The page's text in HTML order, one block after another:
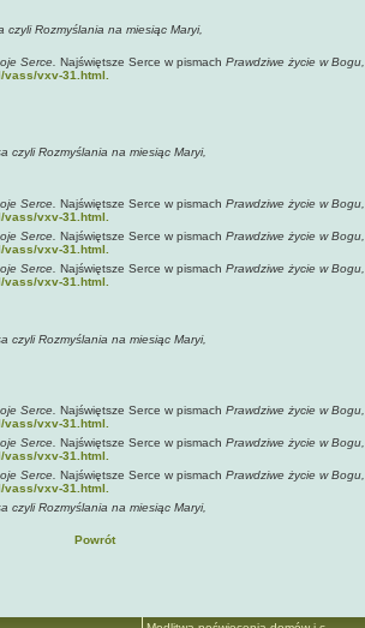
czyli Rozmyślania na miesiąc Maryi,
Serce. Najświętsze Serce w pismach Prawdziwe życie w Bogu,
vass/vxv-31.html.
czyli Rozmyślania na miesiąc Maryi,
Serce. Najświętsze Serce w pismach Prawdziwe życie w Bogu,
vass/vxv-31.html.
Serce. Najświętsze Serce w pismach Prawdziwe życie w Bogu,
vass/vxv-31.html.
Serce. Najświętsze Serce w pismach Prawdziwe życie w Bogu,
vass/vxv-31.html.
czyli Rozmyślania na miesiąc Maryi,
Serce. Najświętsze Serce w pismach Prawdziwe życie w Bogu,
vass/vxv-31.html.
Serce. Najświętsze Serce w pismach Prawdziwe życie w Bogu,
vass/vxv-31.html.
Serce. Najświętsze Serce w pismach Prawdziwe życie w Bogu,
vass/vxv-31.html.
czyli Rozmyślania na miesiąc Maryi,
Powrót